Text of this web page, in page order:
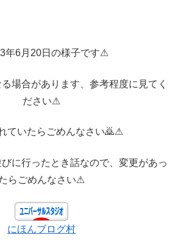
年6月20日の様子です⚠
場合があります、参考程度に見てく
ださい⚠
ていたらごめんなさい🙇⚠
に行ったとき話なので、変更があっ
らごめんなさい⚠
にほんブログ村